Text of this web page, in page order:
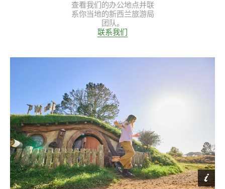
查看我们的办公地点并联
系你当地的新西兰旅游局
团队。
联系我们